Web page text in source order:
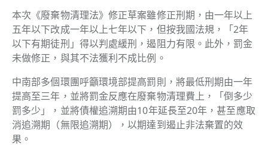
本次《廢棄物清理法》修正草案雖修正刑期，由一年以上
五年以下改成一年以上七年以下，但按我國法規，「2年
以下有期徒刑」得以判處緩刑，遏阻力有限。此外，罰金
未做修正，與其不法獲利不成比例。
中南部多個環團呼籲環境部提高罰則，將最低刑期由一年
提高至三年，並將罰金反應在廢棄物清理費上，「倒多少
罰多少」，並將債權追溯期由10年延長至20年，甚至應取
消追溯期（無限追溯期），以期達到遏止非法棄置的效
果。